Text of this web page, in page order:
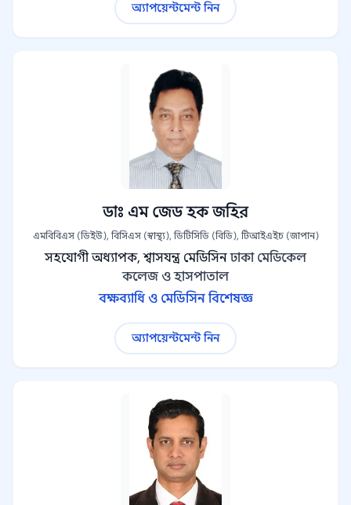
অ্যাপয়েন্টমেন্ট নিন
ডাঃ এম জেড হক জহির
এমবিবিএস (ডিইউ), বিসিএস (স্বাস্থ্য), ডিটিসিডি (বিডি), টিআইএইচ (জাপান)
সহযোগী অধ্যাপক, শ্বাসযন্ত্র মেডিসিন ঢাকা মেডিকেল
কলেজ ও হাসপাতাল
বক্ষব্যাধি ও মেডিসিন বিশেষজ্ঞ
অ্যাপয়েন্টমেন্ট নিন